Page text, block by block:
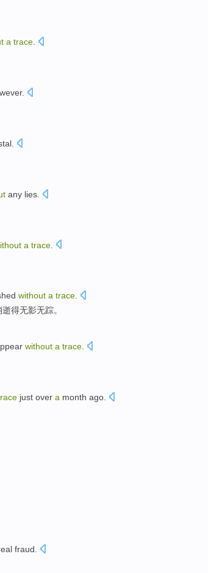
a trace.
any lies
a trace
without a trace.
逝得无影无踪。
without a trace
just over a month ago
fraud.